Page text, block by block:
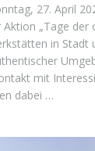
27. April
„Tage der
in Stadt
mit
dabei …